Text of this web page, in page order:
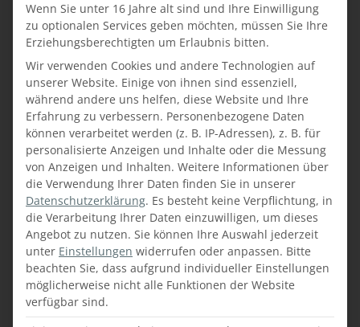
Wenn Sie unter 16 Jahre alt sind und Ihre Einwilligung
zu optionalen Services geben möchten, müssen Sie Ihre
Erziehungsberechtigten um Erlaubnis bitten.
Wir verwenden Cookies und andere Technologien auf
unserer Website. Einige von ihnen sind essenziell,
während andere uns helfen, diese Website und Ihre
Erfahrung zu verbessern. Personenbezogene Daten
können verarbeitet werden (z. B. IP-Adressen), z. B. für
personalisierte Anzeigen und Inhalte oder die Messung
von Anzeigen und Inhalten. Weitere Informationen über
die Verwendung Ihrer Daten finden Sie in unserer
Datenschutzerklärung. Es besteht keine Verpflichtung, in
die Verarbeitung Ihrer Daten einzuwilligen, um dieses
Angebot zu nutzen. Sie können Ihre Auswahl jederzeit
unter Einstellungen widerrufen oder anpassen. Bitte
beachten Sie, dass aufgrund individueller Einstellungen
möglicherweise nicht alle Funktionen der Website
verfügbar sind.